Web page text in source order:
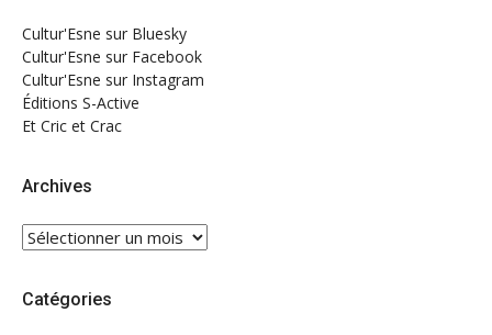
Cultur'Esne sur Bluesky
Cultur'Esne sur Facebook
Cultur'Esne sur Instagram
Éditions S-Active
Et Cric et Crac
Archives
Archives
Catégories